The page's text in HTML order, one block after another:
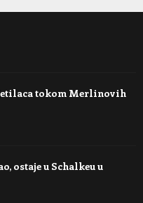
tokom Merlinovih
ostaje u Schalkeu u